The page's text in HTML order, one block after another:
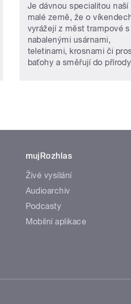
Je dávnou specialitou naší
malé země, že o
vyrážejí z měst trampové s
nabalenými usárnami,
teletinami, krosnami či
baťohy a směřují do
mujRozhlas
Živé vysílání
Audioarchiv
Podcasty
Mobilní aplikace